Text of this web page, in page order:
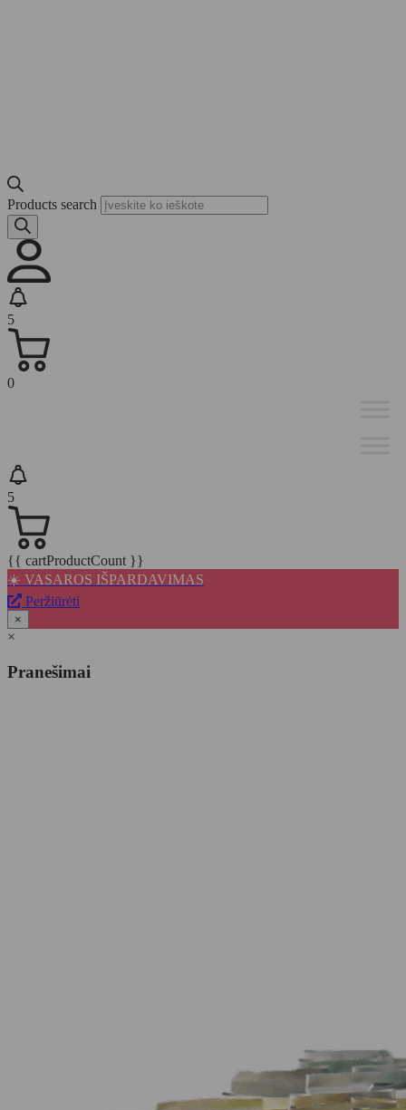
Products search
5
0
5
{{ cartProductCount }}
☀️ VASAROS IŠPARDAVIMAS
Peržiūrėti
×
×
Pranešimai